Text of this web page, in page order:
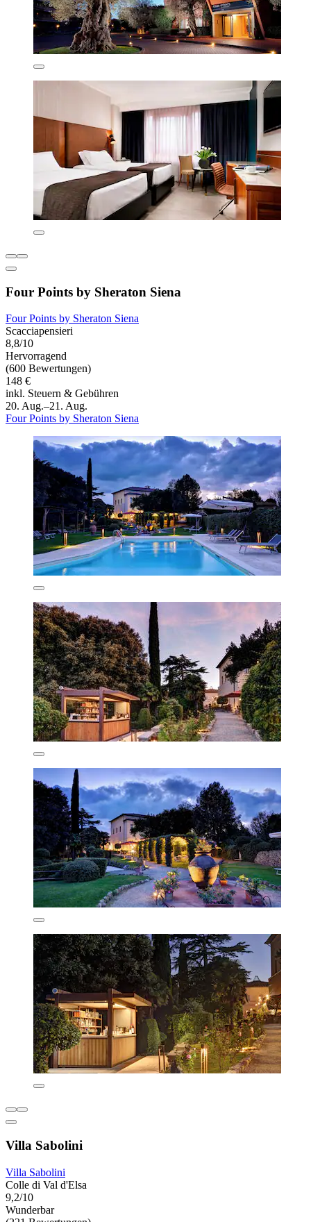
Four Points by Sheraton Siena
Four Points by Sheraton Siena
Scacciapensieri
8,8/10
Hervorragend
(600 Bewertungen)
148 €
inkl. Steuern & Gebühren
20. Aug.–21. Aug.
Four Points by Sheraton Siena
Villa Sabolini
Villa Sabolini
Colle di Val d'Elsa
9,2/10
Wunderbar